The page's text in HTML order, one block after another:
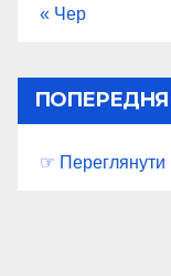
« Чер
ПОПЕРЕДНЯ
☞